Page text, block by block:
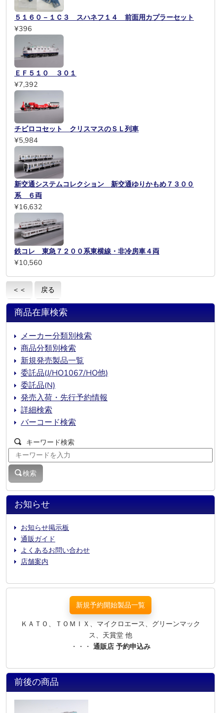
５１６０－１Ｃ３ スハネフ１４ 前面用カプラーセット
¥396
ＥＦ５１０ ３０１
¥7,392
チビロコセット クリスマスのＳＬ列車
¥5,984
新交通システムコレクション 新交通ゆりかもめ７３００
系 ６両
¥16,632
鉄コレ 東急７２００系東横線・非冷房車４両
¥10,560
＜＜ 戻る
お知らせ
お知らせ掲示板
通販ガイド
よくあるお問い合わせ
店舗案内
商品在庫検索
メーカー分類別検索
商品分類別検索
新規発売製品一覧
委託品(J/HO1067/HO他)
委託品(N)
発売入荷・先行予約情報
詳細検索
バーコード検索
キーワード検索
検索
新規予約開始製品一覧
ＫＡＴＯ、ＴＯＭＩＸ、マイクロエース、グリーンマック
ス、天賞堂 他
・・・ 通販店 予約申込み
前後の商品